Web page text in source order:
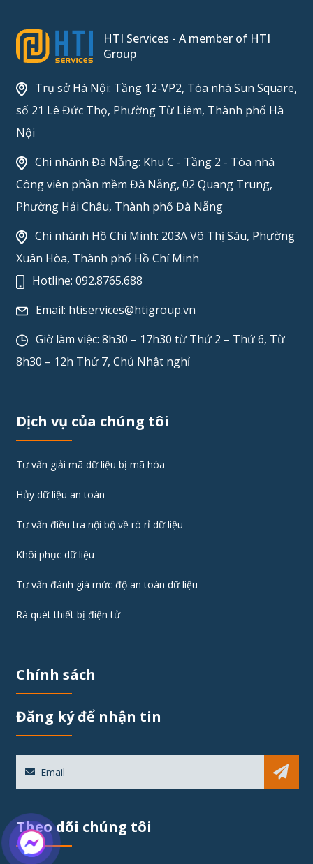
HTI Services - A member of HTI
Group
Trụ sở Hà Nội: Tầng 12-VP2, Tòa nhà Sun Square,
số 21 Lê Đức Thọ, Phường Từ Liêm, Thành phố Hà
Nội
Chi nhánh Đà Nẵng: Khu C - Tầng 2 - Tòa nhà
Công viên phần mềm Đà Nẵng, 02 Quang Trung,
Phường Hải Châu, Thành phố Đà Nẵng
Chi nhánh Hồ Chí Minh: 203A Võ Thị Sáu, Phường
Xuân Hòa, Thành phố Hồ Chí Minh
Hotline:092.8765.688
Email: htiservices@htigroup.vn
Giờ làm việc: 8h30 – 17h30 từ Thứ 2 – Thứ 6, Từ
8h30 – 12h Thứ 7, Chủ Nhật nghỉ
Dịch vụ của chúng tôi
Tư vấn giải mã dữ liệu bị mã hóa
Hủy dữ liệu an toàn
Tư vấn điều tra nội bộ về rò rỉ dữ liệu
Khôi phục dữ liệu
Tư vấn đánh giá mức độ an toàn dữ liệu
Rà quét thiết bị điện tử
Chính sách
Đăng ký để nhận tin
Sub
Theo dõi chúng tôi